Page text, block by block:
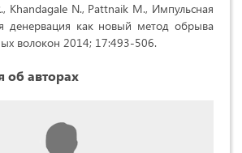
Khandagale N., Pattnaik M., Импульсная
денервация как новый метод обрыва
волокон 2014; 17:493-506.
авторах